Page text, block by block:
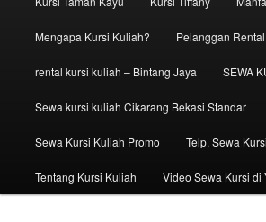
Mengapa Kursi Kuliah? Pelanggan
rental kursi kuliah – Bintang Jaya SEWA
Sewa kursi kuliah Cikarang Bekasi Standar
Sewa Kursi Kuliah Promo Telp. Sewa
Tentang Kursi Kuliah Video Sewa Kursi di